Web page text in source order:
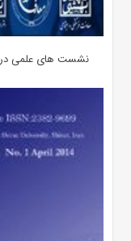
نشست های علمی